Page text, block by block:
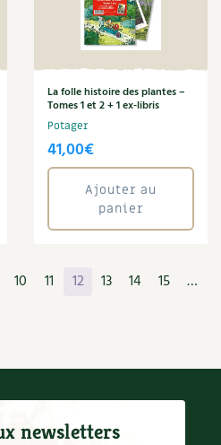
La folle histoire des plantes –
Tomes 1 et 2 + 1 ex-libris
Potager
41,00€
Ajouter au
panier
10 11 12 13 14 15
…
newsletters